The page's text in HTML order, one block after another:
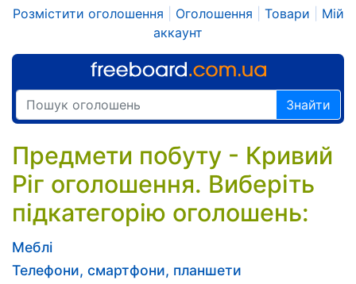
Розмістити оголошення Оголошення Товари
Мій
аккаунт
Знайти
Предмети побуту - Кривий
Ріг оголошення. Виберіть
підкатегорію оголошень:
Меблі
Телефони, смартфони, планшети